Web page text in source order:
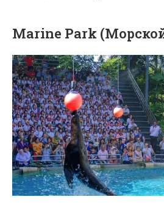
Marine Park